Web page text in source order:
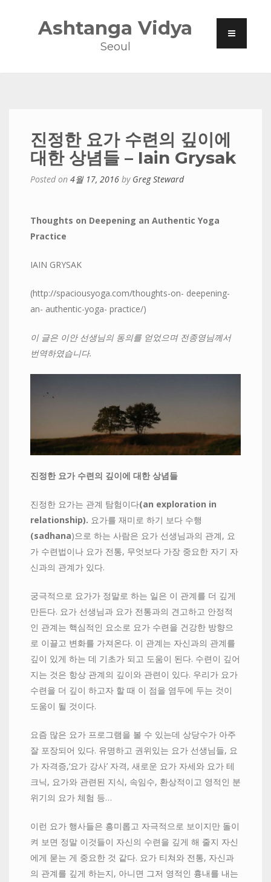
Ashtanga Vidya
Seoul
진정한 요가 수련의 깊이에
대한 상념들 – Iain Grysak
Posted on 4월 17, 2016 by Greg Steward
Thoughts on Deepening an Authentic Yoga
Practice
IAIN GRYSAK
(http://spaciousyoga.com/thoughts-on- deepening-
an- authentic-yoga- practice/)
이 글은 이안 선생님의 동의를 얻었으며 전종영님께서
번역하였습니다.
진정한 요가 수련의 깊이에 대한 상념들
진정한 요가는 관계 탐험이다(an exploration in
relationship). 요가를 재미로 하기 보다 수행
(sadhana)으로 하는 사람은 요가 선생님과의 관계, 요
가 수련법이나 요가 전통, 무엇보다 가장 중요한 자기 자
신과의 관계가 있다.
궁극적으로 요가가 정말로 하는 일은 이 관계를 더 깊게
만든다. 요가 선생님과 요가 전통과의 견고하고 안정적
인 관계는 핵심적인 요소로 요가 수련을 건강한 방향으
로 이끌고 변화를 가져온다. 이 관계는 자신과의 관계를
깊이 있게 하는 데 기초가 되고 도움이 된다. 수련이 깊어
지는 것은 항상 관계의 깊이와 관련이 있다. 우리가 요가
수련을 더 깊이 하고자 할 때 이 점을 염두에 두는 것이
도움이 될 것이다.
요즘 많은 요가 프로그램을 볼 수 있는데 상당수가 아주
잘 포장되어 있다. 유명하고 권위있는 요가 선생님들, 요
가 자격증,‘요가 강사’ 자격, 새로운 요가 자세와 요가 테
크닉, 요가와 관련된 지식, 속임수, 환상적이고 영적인 분
위기의 요가 체험 등…
이런 요가 행사들은 흥미롭고 자극적으로 보이지만 돌이
켜 보면 정말 이것들이 자신의 수련을 깊게 해 줄지 자신
에게 묻는 게 중요한 것 같다. 요가 티쳐와 전통, 자신과
의 관계를 깊게 하는지, 아니면 그저 영적인 흉내를 내는